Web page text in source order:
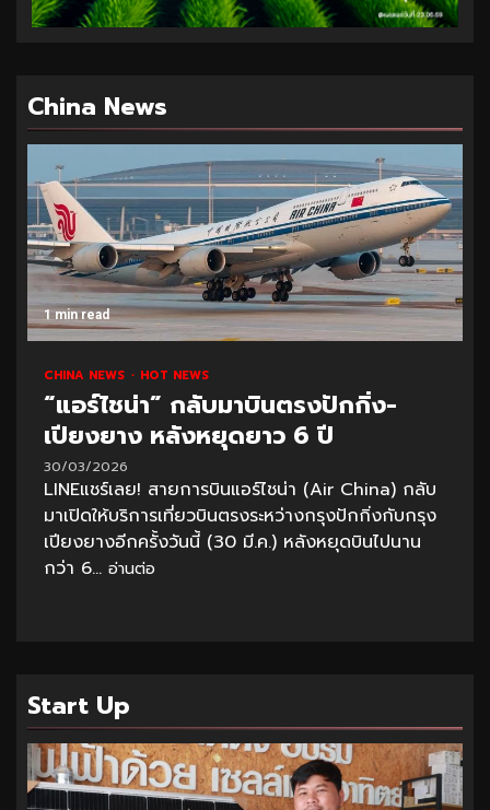
China News
1 min read
CHINA NEWS HOT NEWS
“แอร์ไชน่า” กลับมาบินตรงปักกิ่ง-
เปียงยาง หลังหยุดยาว 6 ปี
30/03/2026
LINEแชร์เลย! สายการบินแอร์ไชน่า (Air China) กลับ
มาเปิดให้บริการเที่ยวบินตรงระหว่างกรุงปักกิ่งกับกรุง
เปียงยางอีกครั้งวันนี้ (30 มี.ค.) หลังหยุดบินไปนาน
กว่า 6... อ่านต่อ
Start Up